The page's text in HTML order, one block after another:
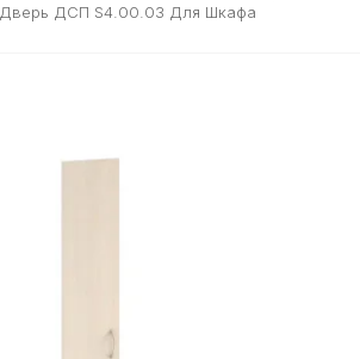
Дверь ДСП S4.00.03 Для Шкафа